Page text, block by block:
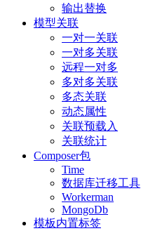
输出替换
模型关联
一对一关联
一对多关联
远程一对多
多对多关联
多态关联
动态属性
关联预载入
关联统计
Composer包
Time
数据库迁移工具
Workerman
MongoDb
模板内置标签